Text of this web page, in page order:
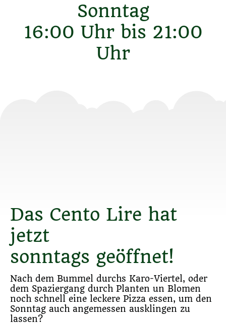
Sonntag
16:00 Uhr bis 21:00
Uhr
Das Cento Lire hat
jetzt
sonntags geöffnet!
Nach dem Bummel durchs Karo-Viertel, oder
dem Spaziergang durch Planten un Blomen
noch schnell eine leckere Pizza essen, um den
Sonntag auch angemessen ausklingen zu
lassen?